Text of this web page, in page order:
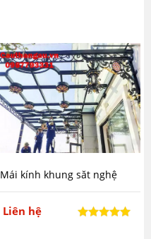
Mái kính khung săt nghệ
Liên hệ